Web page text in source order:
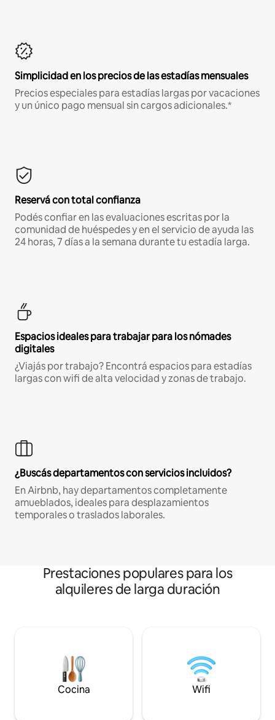
Simplicidad en los precios de las estadías mensuales
Precios especiales para estadías largas por vacaciones
y un único pago mensual sin cargos adicionales.*
Reservá con total confianza
Podés confiar en las evaluaciones escritas por la
comunidad de huéspedes y en el servicio de ayuda las
24 horas, 7 días a la semana durante tu estadía larga.
Espacios ideales para trabajar para los nómades
digitales
¿Viajás por trabajo? Encontrá espacios para estadías
largas con wifi de alta velocidad y zonas de trabajo.
¿Buscás departamentos con servicios incluidos?
En Airbnb, hay departamentos completamente
amueblados, ideales para desplazamientos
temporales o traslados laborales.
Prestaciones populares para los
alquileres de larga duración
Cocina Wifi